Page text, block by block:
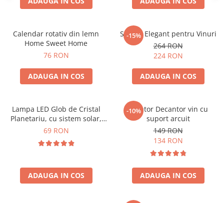
Calendar rotativ din lemn
Home Sweet Home
76 RON
ADAUGA IN COS
-15%
Suport Elegant pentru Vinuri
264 RON
224 RON
ADAUGA IN COS
Lampa LED Glob de Cristal
Planetariu, cu sistem solar,
cadou captivant
69 RON
ADAUGA IN COS
-10%
Aerator Decantor vin cu
suport arcuit
149 RON
134 RON
ADAUGA IN COS